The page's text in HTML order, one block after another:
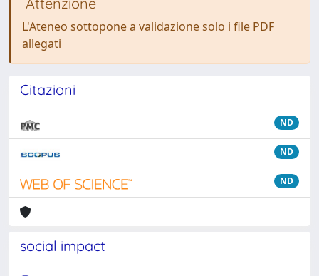
L'Ateneo sottopone a validazione solo i file PDF
allegati
Citazioni
ND
ND
ND
social impact